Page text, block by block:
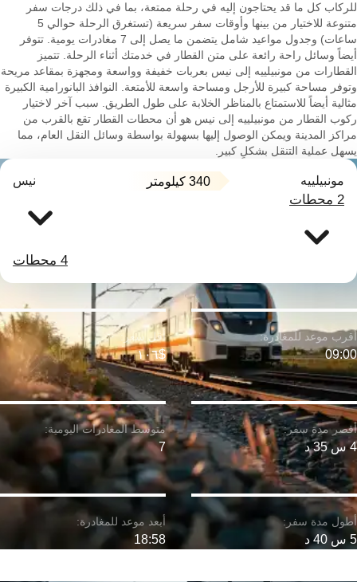
للركاب كل ما قد يحتاجون إليه في رحلة ممتعة، بما في ذلك درجات سفر
متنوعة للاختيار من بينها وأوقات سفر سريعة (تستغرق الرحلة حوالي 5
ساعات) وجدول مواعيد شامل يتضمن ما يصل إلى 7 مغادرات يومية. تتوفر
أيضاً وسائل راحة رائعة على متن القطار في خدمتك أثناء الرحلة. تتميز
القطارات من مونبيلييه إلى نيس بعربات خفيفة وواسعة ومجهزة بمقاعد مريحة
وتوفر مساحة كبيرة للأرجل ومساحة واسعة للأمتعة. النوافذ البانورامية الكبيرة
مثالية أيضاً للاستمتاع بالمناظر الخلابة على طول الطريق. سبب آخر لاختيار
ركوب القطار من مونبيلييه إلى نيس هو أن محطات القطار تقع بالقرب من
مراكز المدينة ويمكن الوصول إليها بسهولة بواسطة وسائل النقل العام، مما
يسهل عملية التنقل بشكلٍ كبير.
مونبيلييه 340 كيلومتر نيس
2 محطات
4 محطات
4 س 35 د
09:00
5 س 40 د
$١٠٦
7
18:58